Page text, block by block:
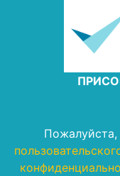
Пожалуйста,